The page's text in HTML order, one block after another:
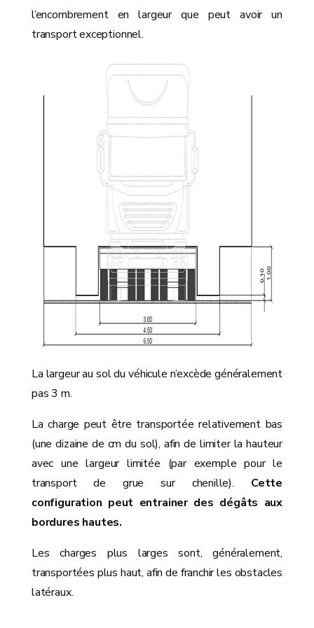
l’encombrement en largeur que peut avoir un
transport exceptionnel.
La largeur au sol du véhicule n’excède généralement
pas 3 m.
La charge peut être transportée relativement bas
(une dizaine de cm du sol), afin de limiter la hauteur
avec une largeur limitée (par exemple pour le
transport de grue sur chenille). Cette
configuration peut entrainer des dégâts aux
bordures hautes.
Les charges plus larges sont, généralement,
transportées plus haut, afin de franchir les obstacles
latéraux.